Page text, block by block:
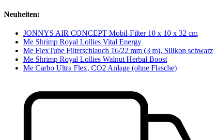
Neuheiten:
JONNYS AIR CONCEPT Mobil-Filter 10 x 10 x 32 cm
Me Shrimp Royal Lollies Vital Energy
Me FlexTube Filterschlauch 16/22 mm (3 m), Silikon schwarz
Me Shrimp Royal Lollies Walnut Herbal Boost
Me Carbo Ultra Flex, CO2 Anlage (ohne Flasche)